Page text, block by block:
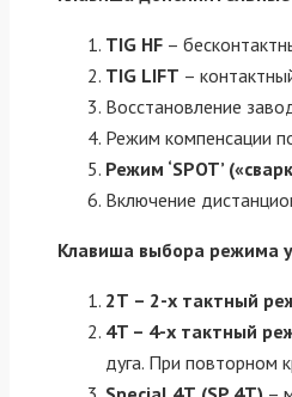
TIG HF –
TIG LIFT –
Восстановление
Режим компенсации
Режим ‘SPOT’
Включение
Клавиша выбора режима
2Т – 2-х тактный
4T – 4-х тактный
дуга. При повторном